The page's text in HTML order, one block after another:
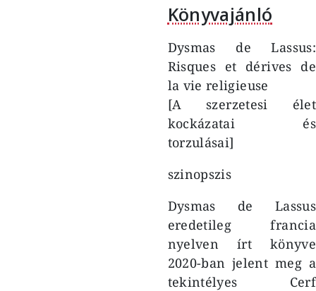
Könyvajánló
Dysmas de Lassus:
Risques et dérives de
la vie religieuse
[A szerzetesi élet
kockázatai és
torzulásai]
szinopszis
Dysmas de Lassus
eredetileg francia
nyelven írt könyve
2020-ban jelent meg a
tekintélyes Cerf